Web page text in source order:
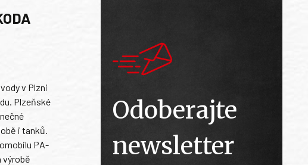
v Plzni
Plzeňské
i tanků.
PA-
výrobě
Odoberajte
newsletter